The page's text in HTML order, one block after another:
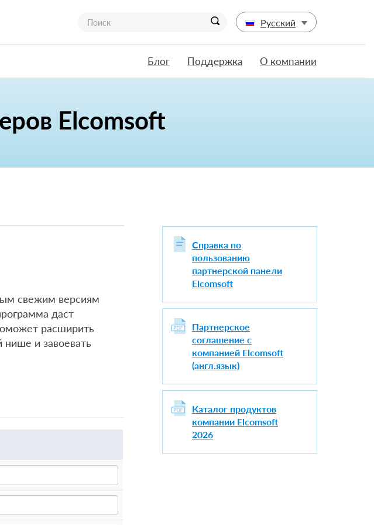
Русский
Блог Поддержка О компании
Elcomsoft
свежим версиям
даст
расширить
и завоевать
Справка по
пользованию
партнерской панели
Elcomsoft
Партнерское
соглашение с
компанией Elcomsoft
(англ.язык)
Каталог продуктов
компании Elcomsoft
2026